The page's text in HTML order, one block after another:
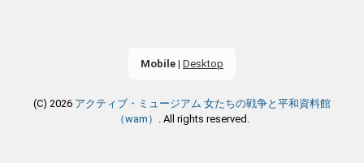
Mobile | Desktop
(C) 2026 アクティブ・ミュージアム 女たちの戦争と平和資料館
（wam） . All rights reserved.